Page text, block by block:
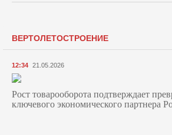
ВЕРТОЛЕТОСТРОЕНИЕ
12:34 21.05.2026
Рост товарооборота подтверждает
ключевого экономического партнера